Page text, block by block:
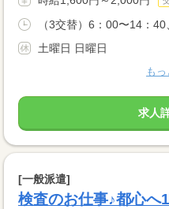
（3交替）6：00〜14：
土曜日 日曜日
も
求人
[一般派遣]
検査のお仕事♪都心へ